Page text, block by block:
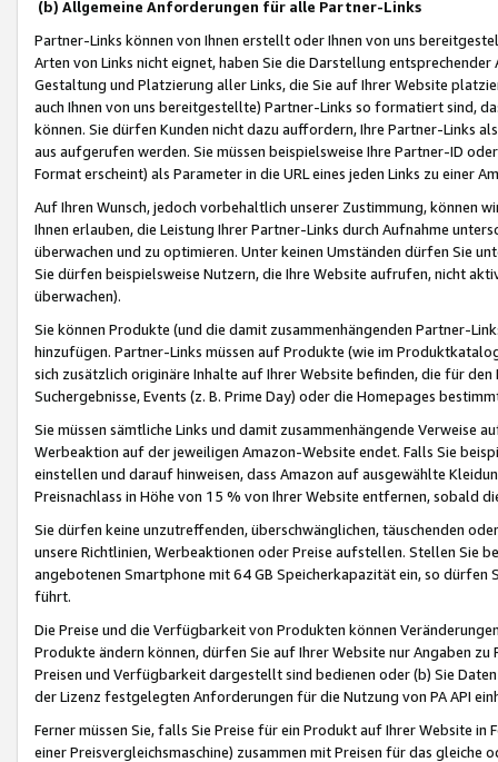
(b) Allgemeine Anforderungen für alle Partner-Links
Partner-Links können von Ihnen erstellt oder Ihnen von uns
Arten von Links nicht eignet, haben Sie die Darstellung
Gestaltung und Platzierung aller Links, die Sie auf Ihrer Website
auch Ihnen von uns bereitgestellte) Partner-Links so formatiert sind,
können. Sie dürfen Kunden nicht dazu auffordern, Ihre Partner-Links
aus aufgerufen werden. Sie müssen beispielsweise Ihre Partner-ID
Format erscheint) als Parameter in die URL eines jeden Links zu einer
Auf Ihren Wunsch, jedoch vorbehaltlich unserer Zustimmung, können
Ihnen erlauben, die Leistung Ihrer Partner-Links durch Aufnahme
überwachen und zu optimieren. Unter keinen Umständen dürfen Sie
Sie dürfen beispielsweise Nutzern, die Ihre Website aufrufen, nicht
überwachen).
Sie können Produkte (und die damit zusammenhängenden Partner-
hinzufügen. Partner-Links müssen auf Produkte (wie im
sich zusätzlich originäre Inhalte auf Ihrer Website befinden, die für
Suchergebnisse, Events (z. B. Prime Day) oder die Homepages
Sie müssen sämtliche Links und damit zusammenhängende
Werbeaktion auf der jeweiligen Amazon-Website endet. Falls Sie
einstellen und darauf hinweisen, dass Amazon auf ausgewählte
Preisnachlass in Höhe von 15 % von Ihrer Website entfernen, sobald
Sie dürfen keine unzutreffenden, überschwänglichen, täuschenden
unsere Richtlinien, Werbeaktionen oder Preise aufstellen. Stellen Sie
angebotenen Smartphone mit 64 GB Speicherkapazität ein, so dürfen
führt.
Die Preise und die Verfügbarkeit von Produkten können
Produkte ändern können, dürfen Sie auf Ihrer Website nur Angaben
Preisen und Verfügbarkeit dargestellt sind bedienen oder (b) Sie
der Lizenz festgelegten Anforderungen für die Nutzung von PA API
Ferner müssen Sie, falls Sie Preise für ein Produkt auf Ihrer Website
einer Preisvergleichsmaschine) zusammen mit Preisen für das